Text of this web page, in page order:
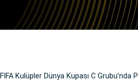
FIFA Kulüpler Dünya Kupası C